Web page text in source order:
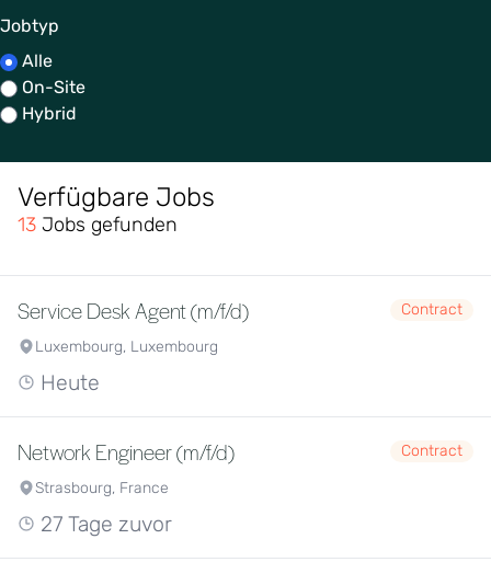
Jobtyp
Alle
On-Site
Hybrid
Verfügbare Jobs
13 Jobs gefunden
Service Desk Agent (m/f/d)
Contract
Luxembourg, Luxembourg
Heute
Network Engineer (m/f/d)
Contract
Strasbourg, France
27 Tage zuvor